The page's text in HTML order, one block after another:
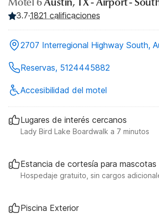
3.7·1821 calificaciones
2707 Interregional Highway South,
Reservas, 5124445882
Accesibilidad del motel
Lugares de interés cercanos
Lady Bird Lake Boardwalk a 7 minutos
Estancia de cortesía para mascotas
Hospedaje gratuito, sin cargos
Piscina Exterior